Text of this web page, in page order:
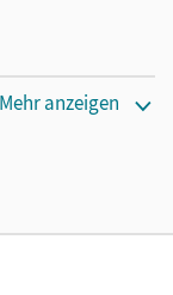
erhältlich ist.
Mehr anzeigen